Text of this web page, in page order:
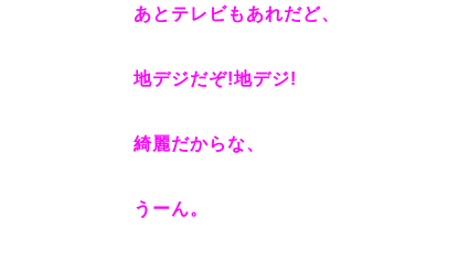
あとテレビもあれだど、
地デジだぞ!地デジ!
綺麗だからな、
うーん。